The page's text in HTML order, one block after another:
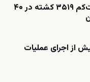
رئیس سازمان پزشکی قانونی ایران: دست‌کم ۳۵۱۹ کشته در ۴۰
از اجرای عملیات